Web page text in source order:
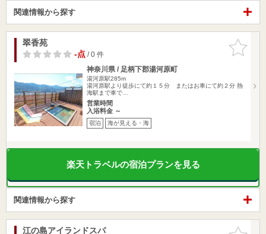
関連情報から探す
お気に入
りに追加
翠香苑
-点/ 0 件
神奈川県 / 足柄下郡湯河原町
湯河原駅285m
湯河原駅より徒歩にて約１５分 またはお車にて約２分 熱
海駅まで車で…
営業時間
入浴料金 ～
宿泊 海が見える・海
楽天トラベルの宿泊プランを見る
関連情報から探す
お気に入
江の島アイランドスパ